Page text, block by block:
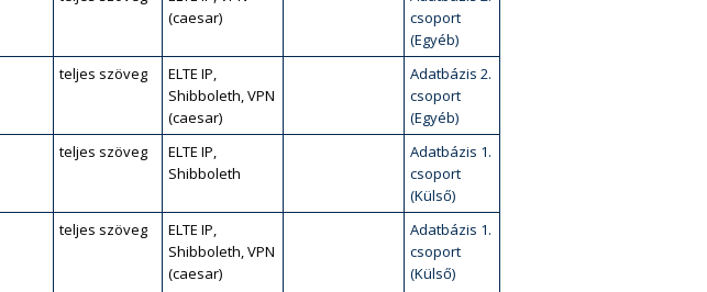
(caesar)
csoport
(Egyéb)
teljes szöveg
ELTE IP,
Shibboleth, VPN
(caesar)
Adatbázis 2.
csoport
(Egyéb)
teljes szöveg
ELTE IP,
Shibboleth
Adatbázis 1.
csoport
(Külső)
teljes szöveg
ELTE IP,
Shibboleth, VPN
(caesar)
Adatbázis 1.
csoport
(Külső)